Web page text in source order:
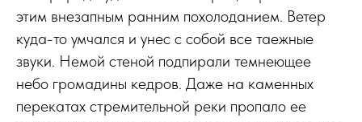
этим внезапным ранним похолоданием. Ветер
куда-то умчался и унес с собой все таежные
звуки. Немой стеной подпирали темнеющее
небо громадины кедров. Даже на каменных
перекатах стремительной реки пропало ее